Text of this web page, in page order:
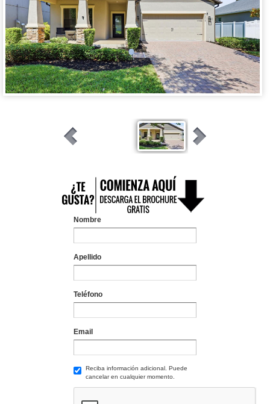
Nombre
Apellido
Teléfono
Email
Reciba información adicional. Puede
cancelar en cualquier momento.